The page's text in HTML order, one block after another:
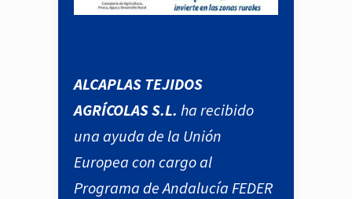
ALCAPLAS TEJIDOS
AGRÍCOLAS S.L. ha recibido
una ayuda de la Unión
Europea con cargo al
Programa de Andalucía FEDER